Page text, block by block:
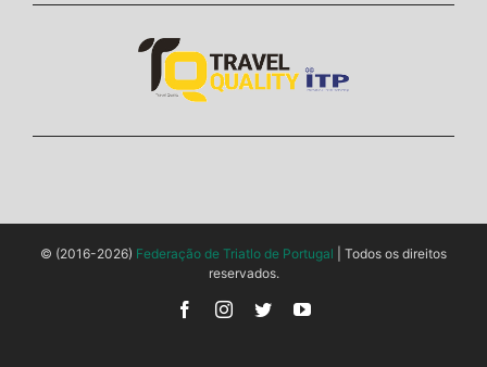
© (2016-2026) Federação de Triatlo de Portugal | Todos os direitos
reservados.
FacebookInstagram
TwitterYouTube